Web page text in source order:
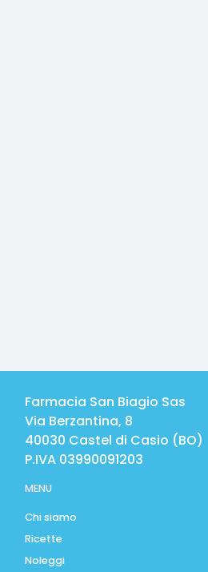
Farmacia San Biagio Sas
Via Berzantina, 8
40030 Castel di Casio (BO)
P.IVA 03990091203
MENU
Chi siamo
Ricette
Noleggi